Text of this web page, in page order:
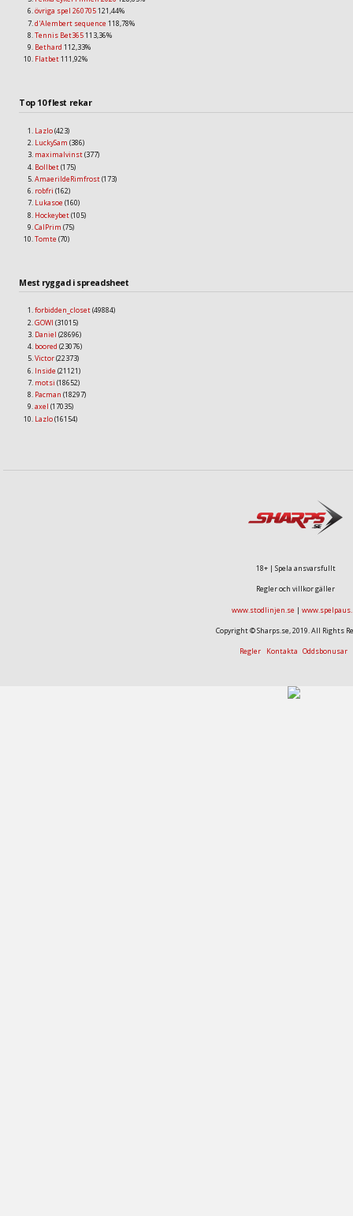
övriga spel 260705121,44%
d'Alembert sequence118,78%
Tennis Bet365113,36%
Bethard 112,33%
Flatbet111,92%
Top 10 flest rekar
Lazlo(423)
LuckySam (386)
maximalvinst(377)
Bollbet(175)
AmaerildeRimfrost(173)
robfri (162)
Lukasoe (160)
Hockeybet(105)
CalPrim (75)
Tomte (70)
Mest ryggad i spreadsheet
forbidden_closet(49884)
GOWI (31015)
Daniel (28696)
boored (23076)
Victor(22373)
Inside (21121)
motsi (18652)
Pacman (18297)
axel (17035)
Lazlo(16154)
18+ | Spela ansvarsfullt
Regler och villkor gäller
www.stodlinjen.se |
Copyright © Sharps.se, 2019. All Rights
Regler Kontakta Oddsbonusar